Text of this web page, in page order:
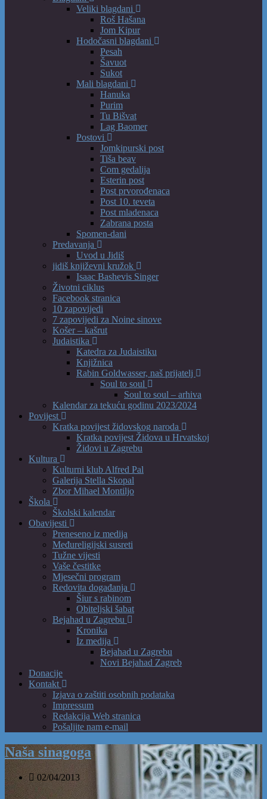
Veliki blagdani
Roš Hašana
Jom Kipur
Hodočasni blagdani
Pesah
Šavuot
Sukot
Mali blagdani
Hanuka
Purim
Tu Bišvat
Lag Baomer
Postovi
Jomkipurski post
Tiša beav
Com gedalija
Esterin post
Post prvorođenaca
Post 10. teveta
Post mladenaca
Zabrana posta
Spomen-dani
Predavanja
Uvod u Jidiš
jidiš književni kružok
Isaac Bashevis Singer
Životni ciklus
Facebook stranica
10 zapovijedi
7 zapovijedi za Noine sinove
Košer – kašrut
Judaistika
Katedra za Judaistiku
Knjižnica
Rabin Goldwasser, naš prijatelj
Soul to soul
Soul to soul – arhiva
Kalendar za tekuću godinu 2023/2024
Povijest
Kratka povijest židovskog naroda
Kratka povijest Židova u Hrvatskoj
Židovi u Zagrebu
Kultura
Kulturni klub Alfred Pal
Galerija Stella Skopal
Zbor Mihael Montiljo
Škola
Školski kalendar
Obavijesti
Preneseno iz medija
Međureligijski susreti
Tužne vijesti
Vaše čestitke
Mjesečni program
Redovita događanja
Šiur s rabinom
Obiteljski šabat
Bejahad u Zagrebu
Kronika
Iz medija
Bejahad u Zagrebu
Novi Bejahad Zagreb
Donacije
Kontakt
Izjava o zaštiti osobnih podataka
Impressum
Redakcija Web stranica
Pošaljite nam e-mail
Naša sinagoga
02/04/2013